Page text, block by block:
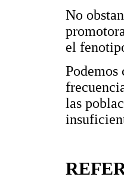
No
el
Podemos
las